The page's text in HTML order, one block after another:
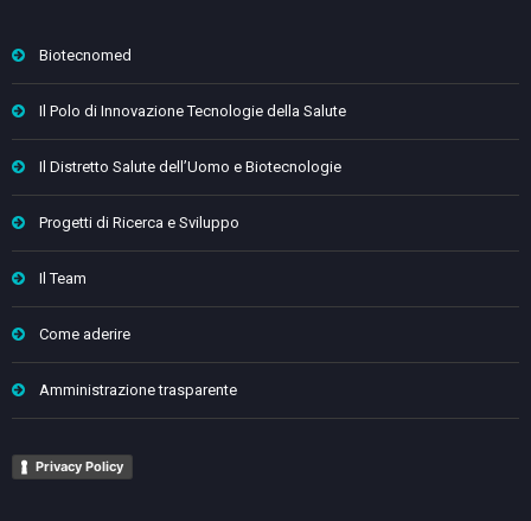
Biotecnomed
Il Polo di Innovazione Tecnologie della Salute
Il Distretto Salute dell’Uomo e Biotecnologie
Progetti di Ricerca e Sviluppo
Il Team
Come aderire
Amministrazione trasparente
Privacy Policy